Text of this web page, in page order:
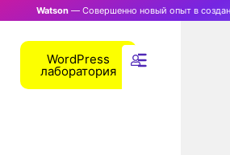
Watson— Совершенно новый опыт в
WordPress
лаборатория